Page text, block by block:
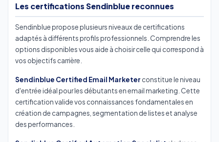
Les certifications Sendinblue reconnues
Sendinblue propose plusieurs niveaux de certifications
adaptés à différents profils professionnels. Comprendre les
options disponibles vous aide à choisir celle qui correspond à
vos objectifs carrière.
Sendinblue Certified Email Marketer constitue le niveau
d'entrée idéal pour les débutants en email marketing. Cette
certification valide vos connaissances fondamentales en
création de campagnes, segmentation de listes et analyse
des performances.